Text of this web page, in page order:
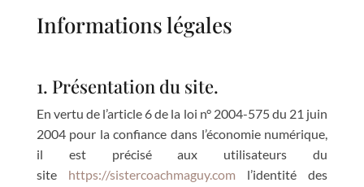
Informations légales
1. Présentation du site.
En vertu de l’article 6 de la loi n° 2004-575 du 21 juin
2004 pour la confiance dans l’économie numérique,
il est précisé aux utilisateurs du
site
https://sistercoachmaguy.com
l’identité des